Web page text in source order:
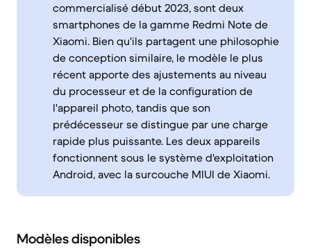
commercialisé début 2023, sont deux
smartphones de la gamme Redmi Note de
Xiaomi. Bien qu'ils partagent une philosophie
de conception similaire, le modèle le plus
récent apporte des ajustements au niveau
du processeur et de la configuration de
l'appareil photo, tandis que son
prédécesseur se distingue par une charge
rapide plus puissante. Les deux appareils
fonctionnent sous le système d'exploitation
Android, avec la surcouche MIUI de Xiaomi.
Modèles disponibles